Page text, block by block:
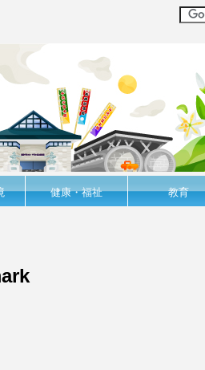
健康・福祉 教育